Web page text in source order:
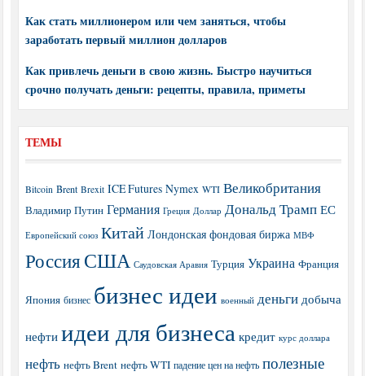
Как стать миллионером или чем заняться, чтобы
заработать первый миллион долларов
Как привлечь деньги в свою жизнь. Быстро научиться
срочно получать деньги: рецепты, правила, приметы
ТЕМЫ
Bitcoin Brent Brexit ICE Futures Nymex WTI Великобритания
Владимир Путин Германия Греция Доллар Дональд Трамп ЕС
Европейский союз Китай Лондонская фондовая биржа МВФ
РоссияСША Саудовская Аравия Турция Украина Франция
Япония бизнес бизнес идеи военный деньги добыча
нефти идеи для бизнеса кредит курс доллара
нефть нефть Brent нефть WTI падение цен на нефть полезные